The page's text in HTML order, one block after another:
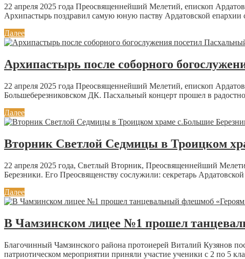
22 апреля 2025 года Преосвященнейший Мелетий, епископ
Архипастырь поздравил самую юную паству Ардатовской
Далее
Архипастырь после соборного
22 апреля 2025 года Преосвященнейший Мелетий, епископ
Большеберезниковском ДК. Пасхальный концерт прошел в
Далее
Вторник Светлой Седмицы в Троицком
22 апреля 2025 года, Светлый Вторник, Преосвященнейший
Березники. Его Преосвященству сослужили: секретарь
Далее
В Чамзинском лицее №1 прошел
Благочинный Чамзинского района протоиерей Виталий Кузянов
патриотическом мероприятии приняли участие ученики с 2 по 5